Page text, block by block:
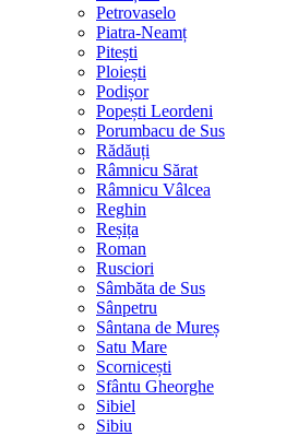
Petrovaselo
Piatra-Neamț
Pitești
Ploiești
Podișor
Popești Leordeni
Porumbacu de Sus
Rădăuți
Râmnicu Sărat
Râmnicu Vâlcea
Reghin
Reșița
Roman
Rusciori
Sâmbăta de Sus
Sânpetru
Sântana de Mureș
Satu Mare
Scornicești
Sfântu Gheorghe
Sibiel
Sibiu